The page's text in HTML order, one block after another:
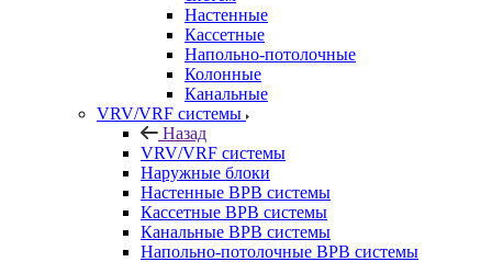
Настенные
Кассетные
Напольно-потолочные
Колонные
Канальные
VRV/VRF системы
Назад
VRV/VRF системы
Наружные блоки
Настенные ВРВ системы
Кассетные ВРВ системы
Канальные ВРВ системы
Напольно-потолочные ВРВ системы